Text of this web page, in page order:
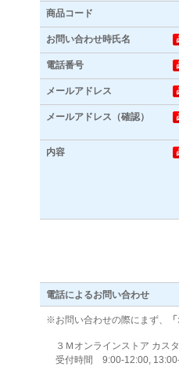
商品コード
お問い合わせ時氏名
電話番号
メールアドレス
メールアドレス（確認）
内容
電話によるお問い合わせ
※お問い合わせの際にまず、
３Ｍオンラインストア カス
受付時間 9:00-12:00,